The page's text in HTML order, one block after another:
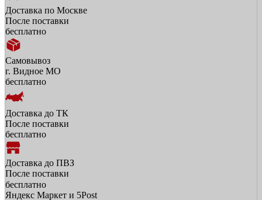
Доставка по Москве
После поставки
бесплатно
Самовывоз
г. Видное МО
бесплатно
Доставка до ТК
После поставки
бесплатно
Доставка до ПВЗ
После поставки
бесплатно
Яндекс Маркет и 5Post